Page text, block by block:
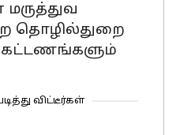
தொழில்துறை
கட்டணங்களும்
விட்டீர்கள்